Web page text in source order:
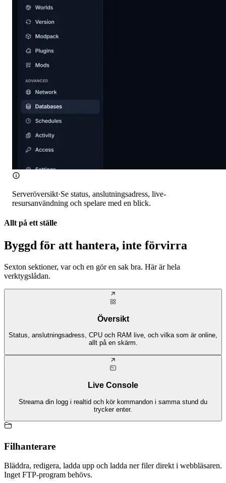
Serveröversikt·Se status, anslutningsadress, live-
resursanvändning och spelare med en blick.
Allt på ett ställe
Byggd för att hantera, inte förvirra
Sexton sektioner, var och en gör en sak bra. Här är hela
verktygslådan.
Översikt
Status, anslutningsadress, CPU och RAM live, och vilka som är online,
allt på en skärm.
Live Console
Streama din logg i realtid och kör kommandon i samma stund du
trycker enter.
Filhanterare
Bläddra, redigera, ladda upp och ladda ner filer direkt i webbläsaren.
Inget FTP-program behövs.